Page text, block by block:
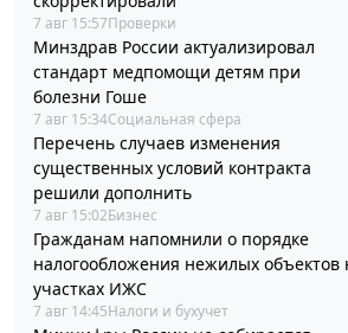
7 авг 15:57Проверки
Минздрав России актуализировал
стандарт медпомощи детям при
болезни Гоше
7 авг 15:34Социальная сфера
Перечень случаев изменения
существенных условий контракта
решили дополнить
7 авг 15:02Бизнес
Гражданам напомнили о порядке
налогообложения нежилых объектов
участках ИЖС
7 авг 14:45Налоги и бухучет